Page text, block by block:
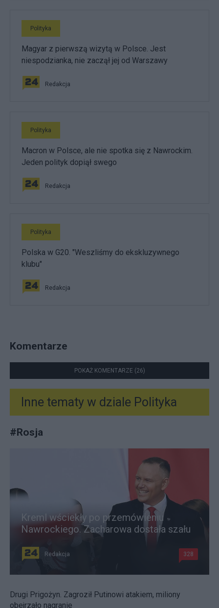
Polityka
Magyar z pierwszą wizytą w Polsce. Jest
niespodzianka, nie zaczął jej od Warszawy
Redakcja
Polityka
Macron w Polsce, ale nie spotka się z Nawrockim.
Jeden polityk dopiął swego
Redakcja
Polityka
Polska w G20. "Weszliśmy do ekskluzywnego
klubu"
Redakcja
Komentarze
POKAŻ KOMENTARZE (26)
Inne tematy w dziale Polityka
#Rosja
Kreml wściekły po przemówieniu
Nawrockiego. Zacharowa dostała szału
Redakcja 328
Drugi Prigożyn. Zagroził Putinowi atakiem, miliony
obejrzało nagranie